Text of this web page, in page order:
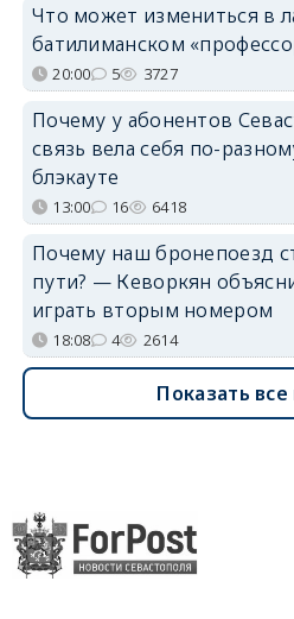
Что может измениться в
батилиманском
20:00 5 3727
Почему у абонентов
связь вела себя по-
блэкауте
13:00 16 6418
Почему наш бронепоезд
пути? — Кеворкян
играть вторым номером
18:08 4 2614
Показать все